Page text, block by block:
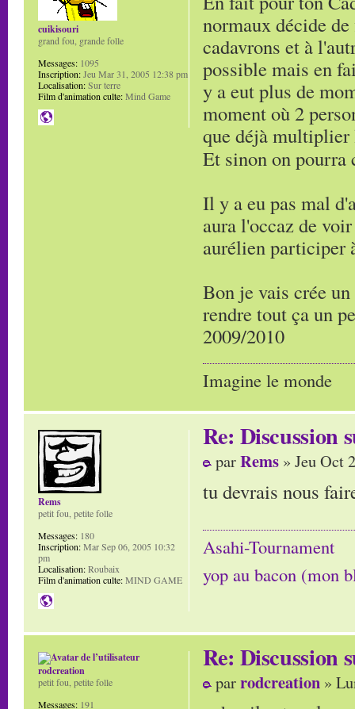
normaux décide
cadavrons et à
possible mais en
y a eut plus de
moment où 2
que déjà multiplier
Et sinon on pourra
Il y a eu pas mal
aura l'occaz de
aurélien participer
Bon je vais crée
rendre tout ça un
2009/2010
Imagine le monde
cuikisouri
grand fou, grande folle
Messages: 1095
Inscription:Jeu Mar 31, 2005 12:38 pm
Localisation:Sur terre
Film d'animation culte:Mind Game
Re: Discussion
parRems » Jeu Oct
tu devrais nous
Asahi-Tournament
yop au bacon (mon
Rems
petit fou, petite folle
Messages: 180
Inscription:Mar Sep 06, 2005 10:32
pm
Localisation:Roubaix
Film d'animation culte:MIND GAME
Re: Discussion
parrodcreation »
rodcreation
petit fou, petite folle
Messages: 191